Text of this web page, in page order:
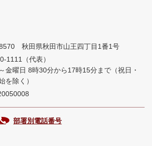
秋田県秋田市山王四丁目1番1号
1111（代表）
金曜日 8時30分から17時15分まで （祝日・
を除く）
部署別電話番号